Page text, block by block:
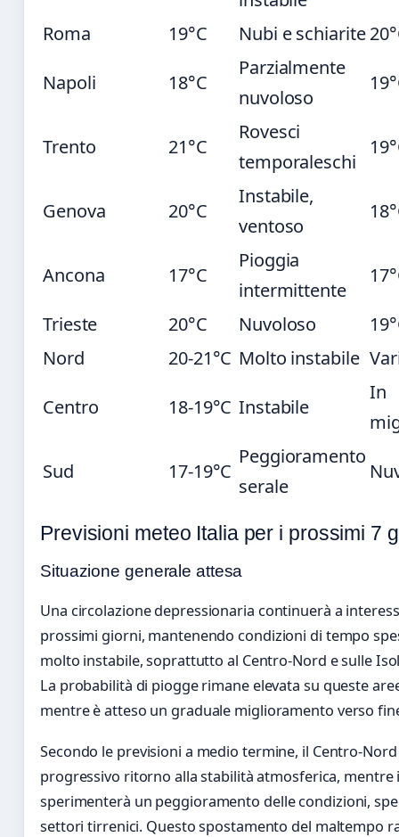
Roma
19°C Nubi e schiarite
Napoli 18°C
Parzialmente
nuvoloso
Trento 21°C
Rovesci
temporaleschi
Genova 20°C
Instabile,
ventoso
Ancona 17°C
Pioggia
intermittente
Trieste 20°C Nuvoloso
Nord
20-21°C Molto instabile
Centro 18-19°C Instabile
In
Sud 17-19°C
Peggioramento
serale
Previsioni meteo Italia per i prossimi 7
Situazione generale attesa
Una circolazione depressionaria continuerà a
prossimi giorni, mantenendo condizioni di tempo
molto instabile, soprattutto al Centro-Nord e sulle
La probabilità di piogge rimane elevata su queste
mentre è atteso un graduale miglioramento verso
Secondo le previsioni a medio termine, il Centro-
progressivo ritorno alla stabilità atmosferica, mentre
sperimenterà un peggioramento delle condizioni,
settori tirrenici. Questo spostamento del maltempo